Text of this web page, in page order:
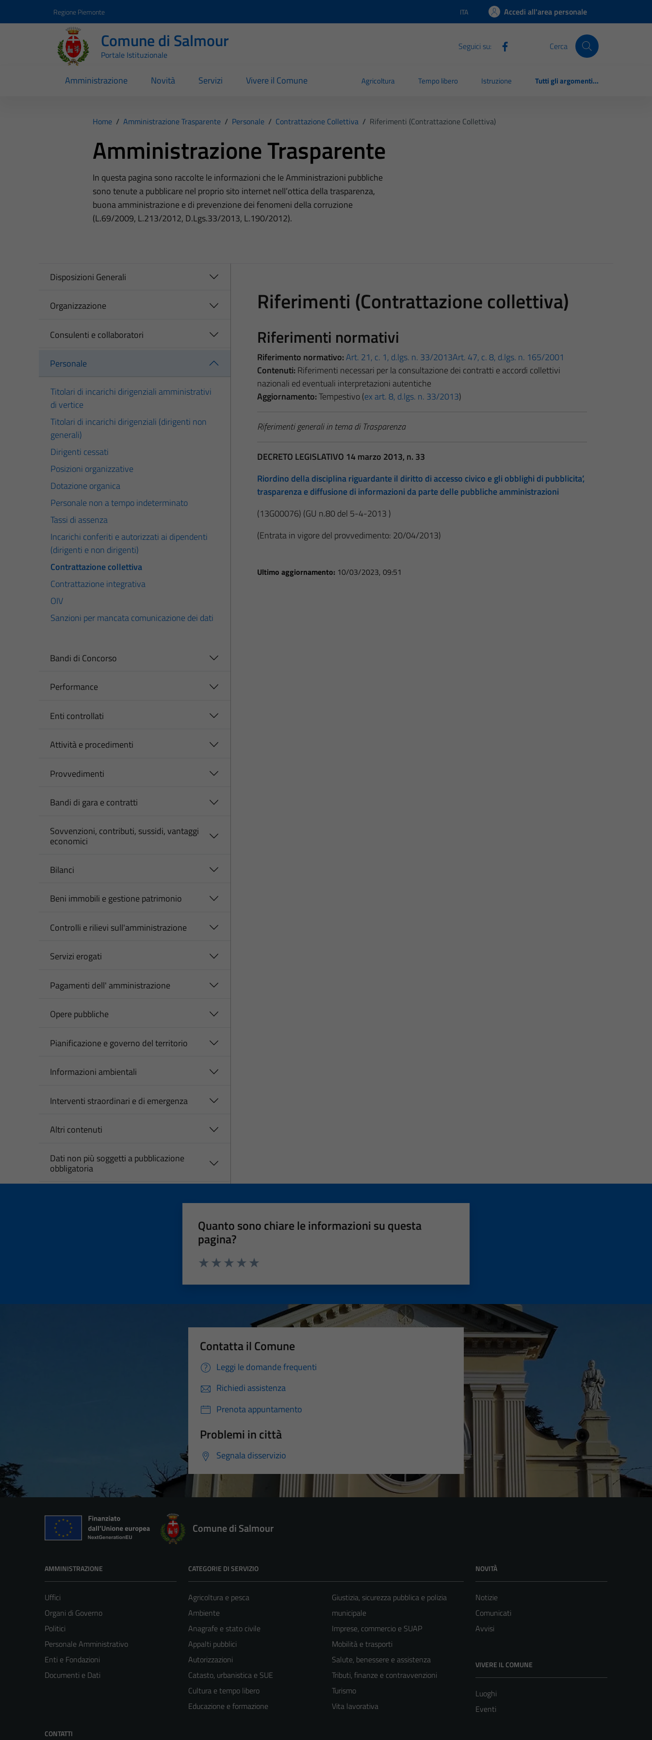
Regione Piemonte Lingua attiva:
ITA Accedi all'area personale
Comune di Salmour
Portale Istituzionale
Seguici su: Cerca
Amministrazione Novità Servizi Vivere il Comune Agricoltura Tempo libero Istruzione Tutti gli argomenti...
Home / Amministrazione Trasparente / Personale / Contrattazione Collettiva / Riferimenti (Contrattazione Collettiva)
Amministrazione Trasparente
In questa pagina sono raccolte le informazioni che le Amministrazioni pubbliche
sono tenute a pubblicare nel proprio sito internet nell’ottica della trasparenza,
buona amministrazione e di prevenzione dei fenomeni della corruzione
(L.69/2009, L.213/2012, D.Lgs.33/2013, L.190/2012).
Disposizioni Generali
Organizzazione
Consulenti e collaboratori
Personale
Titolari di incarichi dirigenziali amministrativi
di vertice
Titolari di incarichi dirigenziali (dirigenti non
generali)
Dirigenti cessati
Posizioni organizzative
Dotazione organica
Personale non a tempo indeterminato
Tassi di assenza
Incarichi conferiti e autorizzati ai dipendenti
(dirigenti e non dirigenti)
Contrattazione collettiva
Contrattazione integrativa
OIV
Sanzioni per mancata comunicazione dei dati
Bandi di Concorso
Performance
Enti controllati
Attività e procedimenti
Provvedimenti
Bandi di gara e contratti
Sovvenzioni, contributi, sussidi, vantaggi
economici
Bilanci
Beni immobili e gestione patrimonio
Controlli e rilievi sull'amministrazione
Servizi erogati
Pagamenti dell' amministrazione
Opere pubbliche
Pianificazione e governo del territorio
Informazioni ambientali
Interventi straordinari e di emergenza
Altri contenuti
Dati non più soggetti a pubblicazione
obbligatoria
Riferimenti (Contrattazione collettiva)
Riferimenti normativi
Riferimento normativo:Art. 21, c. 1, d.lgs. n. 33/2013Art. 47, c. 8, d.lgs. n. 165/2001
Contenuti: Riferimenti necessari per la consultazione dei contratti e accordi collettivi
nazionali ed eventuali interpretazioni autentiche
Aggiornamento:Tempestivo (ex art. 8, d.lgs. n. 33/2013)
Riferimenti generali in tema di Trasparenza
DECRETO LEGISLATIVO 14 marzo 2013, n. 33
Riordino della disciplina riguardante il diritto di accesso civico e gli obblighi di pubblicita’,
trasparenza e diffusione di informazioni da parte delle pubbliche amministrazioni
(13G00076) (GU n.80 del 5-4-2013 )
(Entrata in vigore del provvedimento: 20/04/2013)
Ultimo aggiornamento: 10/03/2023, 09:51
Quanto sono chiare le informazioni su questa
pagina?
Contatta il Comune
Leggi le domande frequenti
Richiedi assistenza
Prenota appuntamento
Problemi in città
Segnala disservizio
Comune di Salmour
AMMINISTRAZIONE
Uffici
Organi di Governo
Politici
Personale Amministrativo
Enti e Fondazioni
Documenti e Dati
CATEGORIE DI SERVIZIO
Agricoltura e pesca
Ambiente
Anagrafe e stato civile
Appalti pubblici
Autorizzazioni
Catasto, urbanistica e SUE
Cultura e tempo libero
Educazione e formazione
Giustizia, sicurezza pubblica e polizia
municipale
Imprese, commercio e SUAP
Mobilità e trasporti
Salute, benessere e assistenza
Tributi, finanze e contravvenzioni
Turismo
Vita lavorativa
NOVITÀ
Notizie
Comunicati
Avvisi
VIVERE IL COMUNE
Luoghi
Eventi
CONTATTI